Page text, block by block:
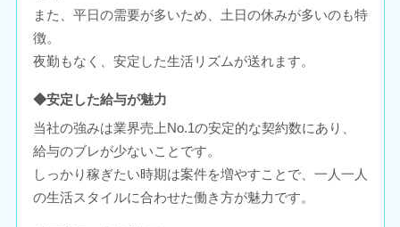
また、平日の需要が多いため、土日の休みが多いのも特
徴。
夜勤もなく、安定した生活リズムが送れます。
◆安定した給与が魅力
当社の強みは業界売上No.1の安定的な契約数にあり、
給与のブレが少ないことです。
しっかり稼ぎたい時期は案件を増やすことで、一人一人
の生活スタイルに合わせた働き方が魅力です。